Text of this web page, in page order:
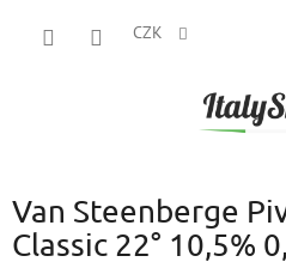
CZK
Van Steenberge
Classic 22° 10,5%